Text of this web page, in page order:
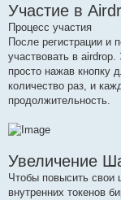
Участие в
Процесс участия
После регистрации и
участвовать в
просто нажав кнопку
количество раз, и
продолжительность.
Увеличение
Чтобы повысить свои
внутренних токенов